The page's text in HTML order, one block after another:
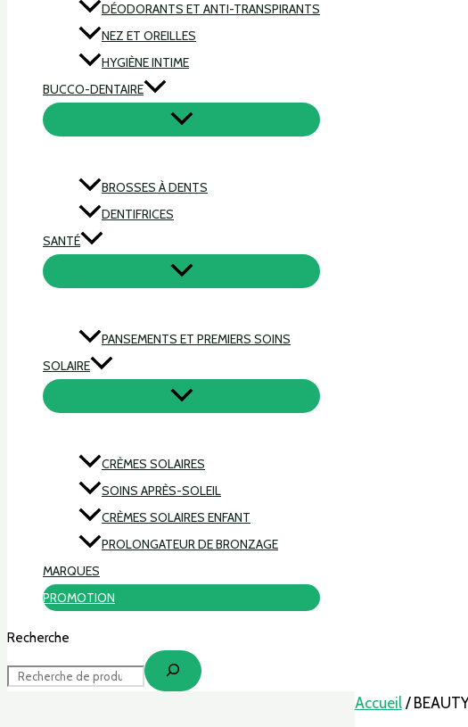
DÉODORANTS ET ANTI-TRANSPIRANTS
NEZ ET OREILLES
HYGIÈNE INTIME
BUCCO-DENTAIRE
BROSSES À DENTS
DENTIFRICES
SANTÉ
PANSEMENTS ET PREMIERS SOINS
SOLAIRE
CRÈMES SOLAIRES
SOINS APRÈS-SOLEIL
CRÈMES SOLAIRES ENFANT
PROLONGATEUR DE BRONZAGE
MARQUES
PROMOTION
Recherche
Accueil/